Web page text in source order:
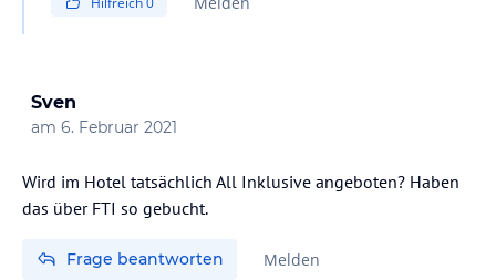
Von Badeverbot habe ich nichts gehört
Sven
am 6. Februar 2021
Wird im Hotel tatsächlich All Inklusive angeboten? Haben
das über FTI so gebucht.
Frage beantworten Melden